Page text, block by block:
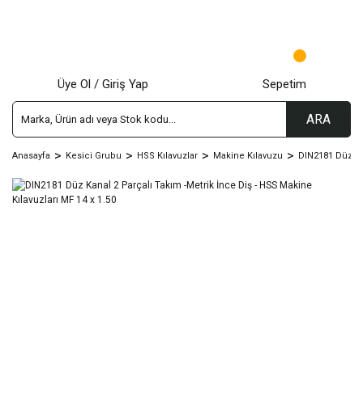
ARA
Üye Ol / Giriş Yap Sepetim
Anasayfa Kesici Grubu HSS Kılavuzlar Makine Kılavuzu DIN2181 Düz